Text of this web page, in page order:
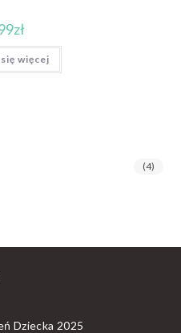
zł
więcej
(4)
Dziecka 2025